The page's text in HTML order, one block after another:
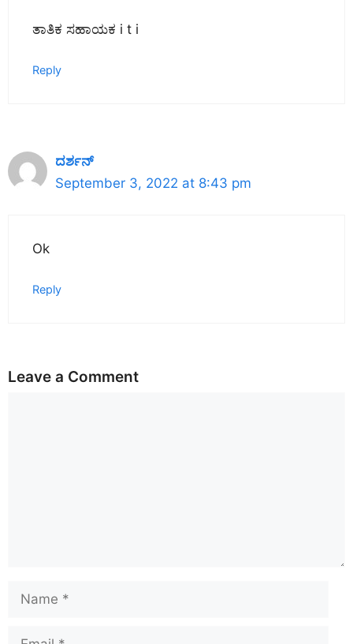
ತಾತಿಕ ಸಹಾಯಕ i t i
Reply
ದರ್ಶನ್
September 3, 2022 at 8:43 pm
Ok
Reply
Leave a Comment